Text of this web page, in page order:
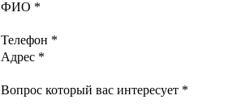
ФИО *
Телефон *
Адрес *
Вопрос который вас интересует *